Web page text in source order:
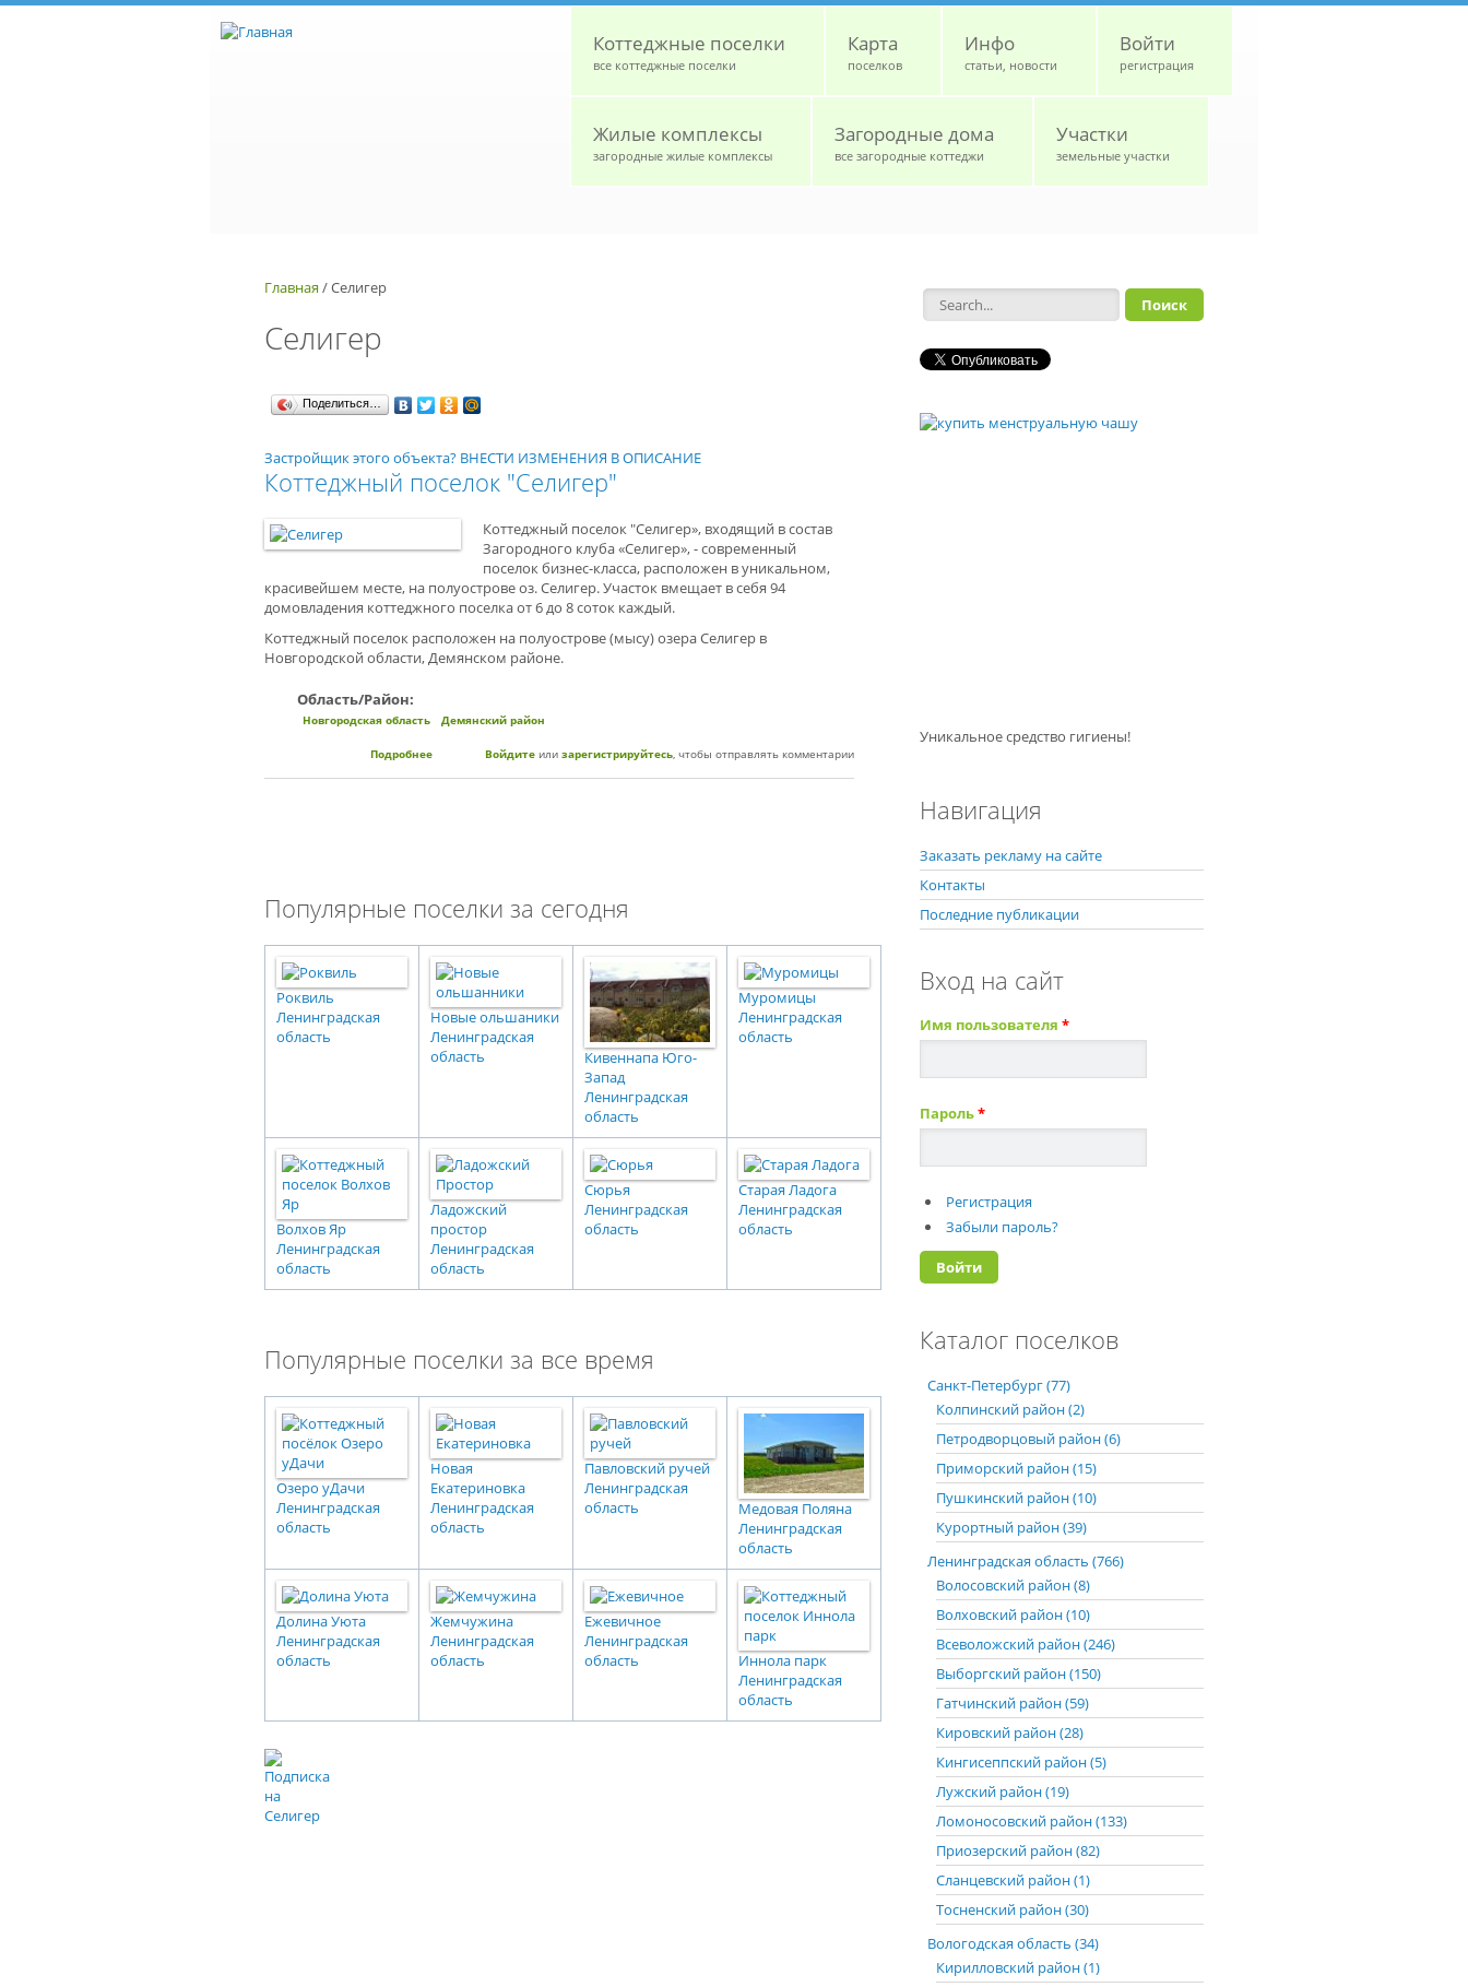
Коттеджные поселки
все коттеджные поселки
Карта
поселков
Инфо
статьи, новости
Войти
регистрация
Жилые комплексы
загородные жилые комплексы
Загородные дома
все загородные коттеджи
Участки
земельные участки
Главная /Селигер
Селигер
Поделиться…
Застройщик этого объекта? ВНЕСТИ ИЗМЕНЕНИЯ В ОПИСАНИЕ
Коттеджный поселок "Селигер"
Коттеджный поселок "Селигер», входящий в состав
Загородного клуба «Селигер», - современный
поселок бизнес-класса, расположен в уникальном,
красивейшем месте, на полуострове оз. Селигер. Участок вмещает в себя 94
домовладения коттеджного поселка от 6 до 8 соток каждый.
Коттеджный поселок расположен на полуострове (мысу) озера Селигер в
Новгородской области, Демянском районе.
Область/Район:
Новгородская область Демянский район
Подробнее о Коттеджный поселок "Селигер"
Войдите или зарегистрируйтесь, чтобы отправлять комментарии
Популярные поселки за сегодня
Роквиль
Ленинградская
область
Новые ольшаники
Ленинградская
область
Кивеннапа Юго-
Запад
Ленинградская
область
Муромицы
Ленинградская
область
Волхов Яр
Ленинградская
область
Ладожский
простор
Ленинградская
область
Сюрья
Ленинградская
область
Старая Ладога
Ленинградская
область
Популярные поселки за все время
Озеро уДачи
Ленинградская
область
Новая
Екатериновка
Ленинградская
область
Павловский ручей
Ленинградская
область
Медовая Поляна
Ленинградская
область
Долина Уюта
Ленинградская
область
Жемчужина
Ленинградская
область
Ежевичное
Ленинградская
область
Иннола парк
Ленинградская
область
Форма поиска
Уникальное средство гигиены!
Навигация
Заказать рекламу на сайте
Контакты
Последние публикации
Вход на сайт
Имя пользователя *
Пароль*
Регистрация
Забыли пароль?
Каталог поселков
Санкт-Петербург (77)
Колпинский район (2)
Петродворцовый район (6)
Приморский район (15)
Пушкинский район (10)
Курортный район (39)
Ленинградская область (766)
Волосовский район (8)
Волховский район (10)
Всеволожский район (246)
Выборгский район (150)
Гатчинский район (59)
Кировский район (28)
Кингисеппский район (5)
Лужский район (19)
Ломоносовский район (133)
Приозерский район (82)
Сланцевский район (1)
Тосненский район (30)
Вологодская область (34)
Кирилловский район (1)